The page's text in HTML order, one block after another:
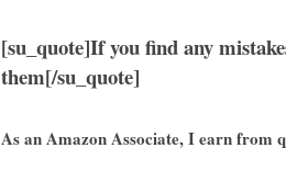
[su_quote]If you find any
them[/su_quote]
As an Amazon Associate, I earn from